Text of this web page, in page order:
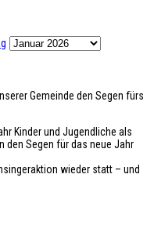
Gemeinde den Segen fürs
Kinder und Jugendliche als
den Segen für das neue Jahr
wieder statt – und